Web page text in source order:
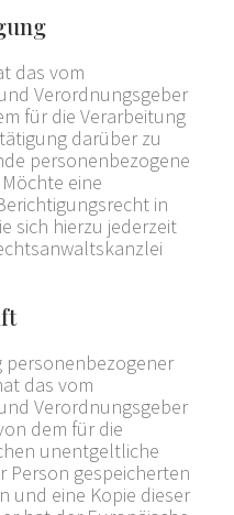
das vom
Verordnungsgeber
für die Verarbeitung
darüber zu
personenbezogene
eine
in
sich hierzu jederzeit
personenbezogener
das vom
Verordnungsgeber
dem für die
unentgeltliche
Person gespeicherten
und eine Kopie dieser